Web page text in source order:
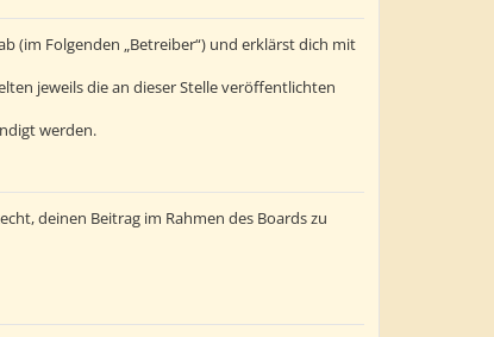
(im Folgenden „Betreiber“) und erklärst dich mit
jeweils die an dieser Stelle veröffentlichten
werden.
deinen Beitrag im Rahmen des Boards zu